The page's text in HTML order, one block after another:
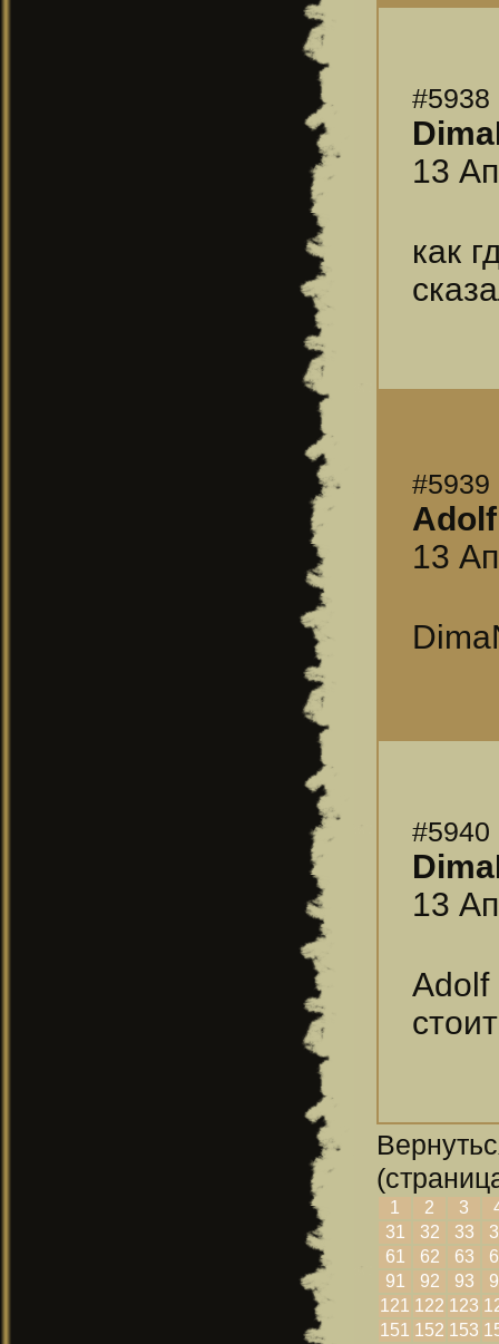
#5938
13
как
#5939
Adolf
13
#5940
13
стоит
1 2 3
31
32 33
61
62 63
91
92 93
121 122 123
151 152 153